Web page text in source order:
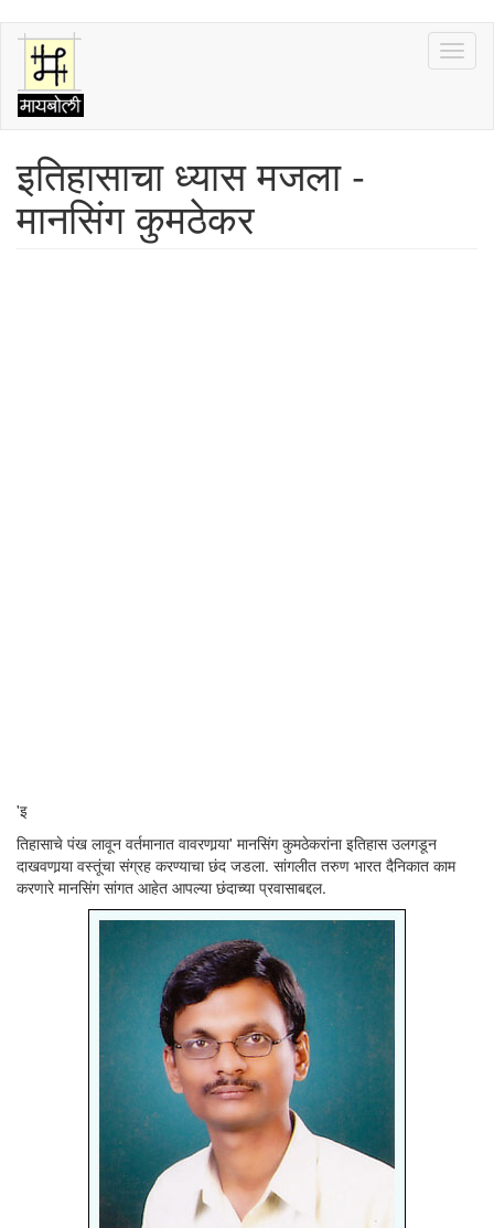
Skip
main
content
इतिहासाचा ध्यास मजला -
मानसिंग कुमठेकर
'इ
तिहासाचे पंख लावून वर्तमानात वावरणार्‍या' मानसिंग कुमठेकरांना इतिहास उलगडून
दाखवणार्‍या वस्तूंचा संग्रह करण्याचा छंद जडला. सांगलीत तरुण भारत दैनिकात काम
करणारे मानसिंग सांगत आहेत आपल्या छंदाच्या प्रवासाबद्दल.